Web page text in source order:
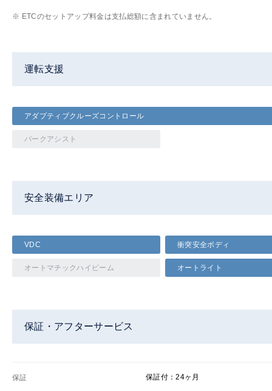
※ ETCのセットアップ料金は支払総額に含まれていません。
運転支援
アダプティブクルーズコントロール
パークアシスト
安全装備エリア
VDC 衝突安全ボディ
オートマチックハイビーム オートライト
保証・アフターサービス
保証 保証付：24ヶ月